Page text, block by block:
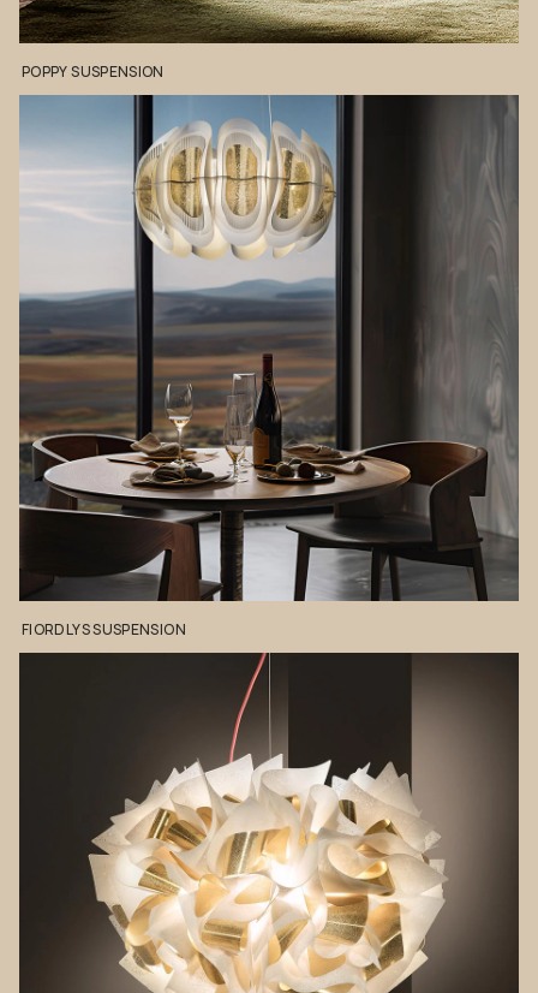
POPPYSUSPENSION
FIORDLYSSUSPENSION